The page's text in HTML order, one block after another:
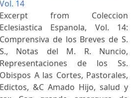
Vol. 14
Excerpt from Coleccion
Eclesiastica Espanola, Vol. 14:
Comprensiva de los Breves de S.
S., Notas del M. R. Nuncio,
Representaciones de los Ss.
Obispos A las Cortes, Pastorales,
Edictos, &C Amado Hijo, salud y